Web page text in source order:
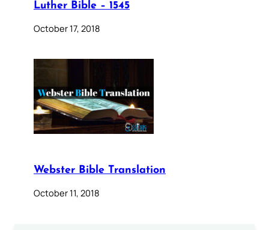
Luther Bible – 1545
October 17, 2018
Webster Bible Translation
October 11, 2018